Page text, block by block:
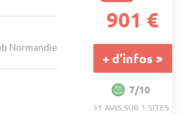
Normandie
901 €
+ d'infos >
7/10
31 AVIS SUR 1 SITES